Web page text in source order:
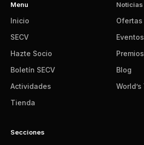
Menu
Inicio
SECV
Hazte Socio
Boletín SECV
Actividades
Tienda
Noticias
Eventos
Premios
Blog
Secciones